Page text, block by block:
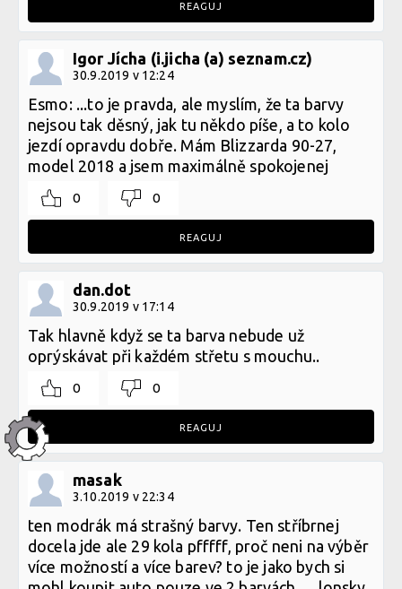
REAGUJ
Igor Jícha (i.jicha (a) seznam.cz)
30.9.2019 v 12:24
Esmo: ...to je pravda, ale myslím, že ta barvy
nejsou tak děsný, jak tu někdo píše, a to kolo
jezdí opravdu dobře. Mám Blizzarda 90-27,
model 2018 a jsem maximálně spokojenej
0 0
REAGUJ
dan.dot
30.9.2019 v 17:14
Tak hlavně když se ta barva nebude už
oprýskávat při každém střetu s mouchu..
0 0
REAGUJ
masak
3.10.2019 v 22:34
ten modrák má strašný barvy. Ten stříbrnej
docela jde ale 29 kola pfffff, proč neni na výběr
více možností a více barev? to je jako bych si